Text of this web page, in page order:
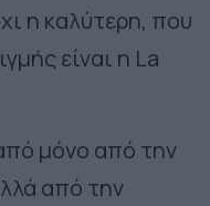
η καλύτερη, που
είναι η La
μόνο από την
από την